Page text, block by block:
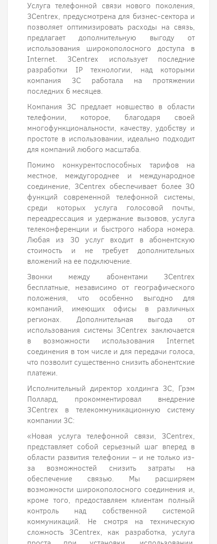
Услуга телефонной связи нового поколения,
3Centrex, предусмотрена для бизнес-сектора и
позволяет оптимизировать расходы на связь,
предлагает дополнительную выгоду от
использования широкополосного доступа в
Internet. 3Centrex использует последние
разработки IP технологии, над которыми
компания 3С работала на протяжении
последних 6 месяцев.
Компания 3С предлает новшество в области
телефонии, которое, благодаря своей
многофункциональности, качеству, удобству и
простоте в использовании, идеально подходит
для компаний любого масштаба.
Помимо конкурентоспособных тарифов на
местное, междугороднее и международное
соединение, 3Centrex обеспечивает более 30
функций современной телефонной системы,
среди которых услуга голосовой почты,
переадрессация и удержание вызовов, услуга
телеконференции и быстрого набора номера.
Любая из 30 услуг входит в абонентскую
стоимость и не требует дополнительных
вложений на ее подключение.
Звонки между абонентами 3Centrex
бесплатные, независимо от географического
положения, что особенно выгодно для
компаний, имеющих офисы в различных
регионах. Дополнительная выгода от
использования системы 3Centrex заключается
в возможности использования Internet
соединения в том числе и для передачи голоса,
что позволит существенно снизить абонентские
платежи.
Исполнительный директор холдинга 3С, Грэм
Поллард, прокомментировал внедрение
3Centrex в телекоммуникационную систему
компании 3С:
«Новая услуга телефонной связи, 3Centrex,
представляет собой серьезный шаг вперед в
области развития телефонии – и не только из-
за возможностей снизить затраты на
обеспечение связью. Мы расширяем
возможности широкополосного соединения и,
кроме того, предоставляем клиентам полный
контроль над собственной системой
коммуникаций. Не смотря на техническую
сложность 3Centrex, как разработка, услуга